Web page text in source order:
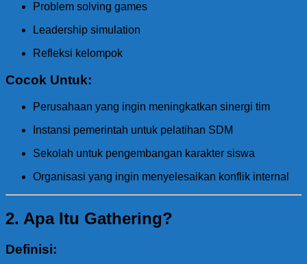
Problem solving games
Leadership simulation
Refleksi kelompok
Cocok Untuk:
Perusahaan yang ingin meningkatkan sinergi tim
Instansi pemerintah untuk pelatihan SDM
Sekolah untuk pengembangan karakter siswa
Organisasi yang ingin menyelesaikan konflik internal
2. Apa Itu Gathering?
Definisi: